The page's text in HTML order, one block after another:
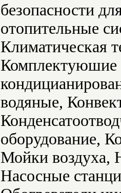
безопасности
отопительные
Климатическая
Комплектуюшие
водяные,
оборудование,
Мойки воздуха,
Насосные